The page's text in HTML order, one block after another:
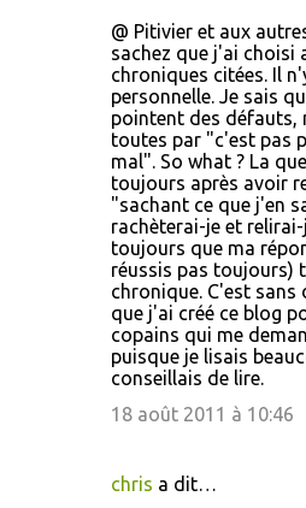
@ Pitivier et aux
sachez que j'ai choisi
chroniques citées. Il
personnelle. Je sais
pointent des défauts,
toutes par "c'est pas
mal". So what ? La
toujours après avoir
"sachant ce que j'en
rachèterai-je et relirai-
toujours que ma
réussis pas toujours)
chronique. C'est
que j'ai créé ce blog
copains qui me
puisque je lisais
conseillais de lire.
18 août 2011 à 10:46
chris a dit…